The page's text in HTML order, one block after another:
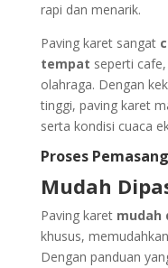
rapi dan menarik.
Paving karet sangat
tempat seperti
olahraga. Dengan
tinggi, paving karet
serta kondisi cuaca
Proses
Mudah
Paving karet mudah
khusus,
Dengan panduan